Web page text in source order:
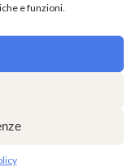
e funzioni.